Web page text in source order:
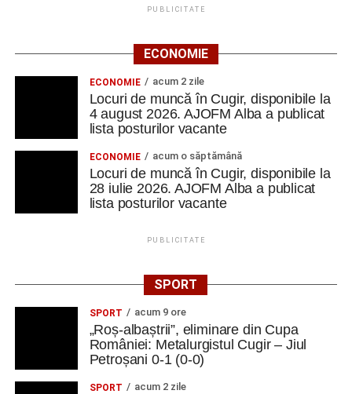
PUBLICITATE
ECONOMIE
ECONOMIE acum 2 zile
Locuri de muncă în Cugir, disponibile la
4 august 2026. AJOFM Alba a publicat
lista posturilor vacante
ECONOMIE acum o săptămână
Locuri de muncă în Cugir, disponibile la
28 iulie 2026. AJOFM Alba a publicat
lista posturilor vacante
PUBLICITATE
SPORT
SPORT acum 9 ore
„Roș-albaștrii”, eliminare din Cupa
României: Metalurgistul Cugir – Jiul
Petroșani 0-1 (0-0)
SPORT acum 2 zile